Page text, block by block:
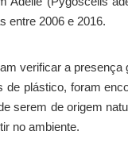
entre 2006 e 2016.
verificar a
de plástico, foram
serem de origem
no ambiente.